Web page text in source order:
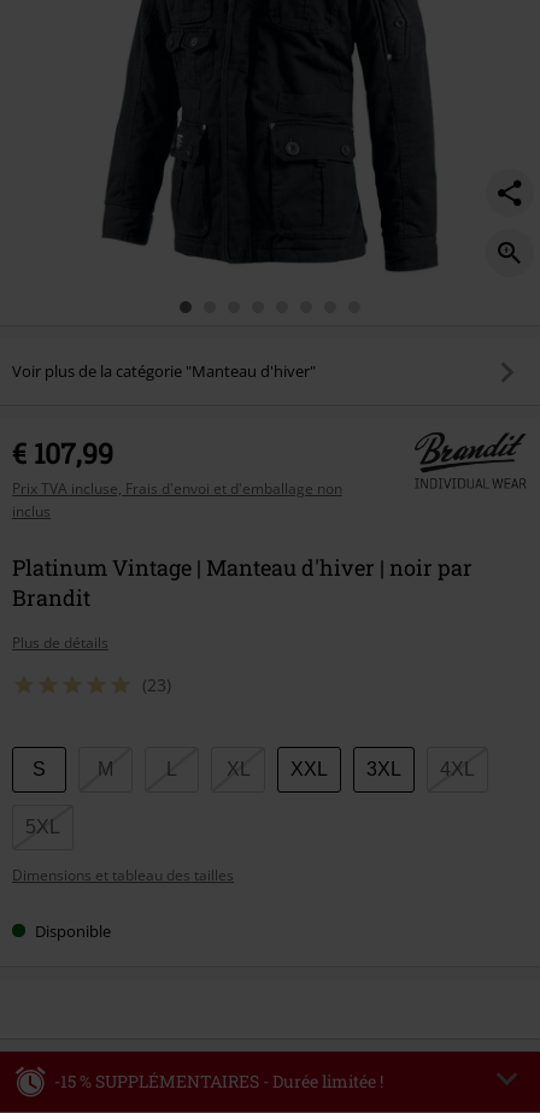
Voir plus de la catégorie "Manteau d'hiver"
€ 107,99
Prix TVA incluse, Frais d'envoi et d'emballage non
inclus
Platinum Vintage | Manteau d'hiver | noir par
Brandit
Plus de détails
(23)
Choisissez
votre
taille
S M XL XXL 3XL 4XL
5XL
Dimensions et tableau des tailles
Disponible
-15 % SUPPLÉMENTAIRES - Durée limitée !